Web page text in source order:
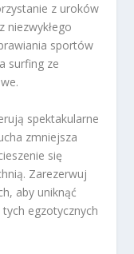
z uroków
niezwykłego
sportów
surfing ze
spektakularne
zmniejsza
się
Zarezerwuj
aby uniknąć
egzotycznych